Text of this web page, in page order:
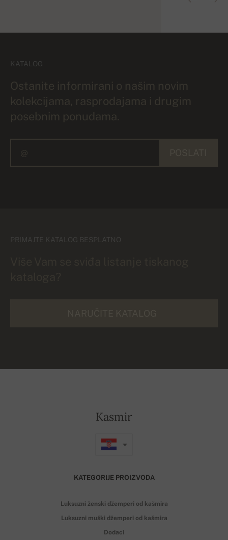
KATALOG
Ostanite informirani o našim novim
kolekcijama, rasprodajama i drugim
posebnim ponudama.
PRIMAJTE KATALOG BESPLATNO
Kasmir
KATEGORIJE PROIZVODA
Luksuzni ženski džemperi od kašmira
Luksuzni muški džemperi od kašmira
Dodaci